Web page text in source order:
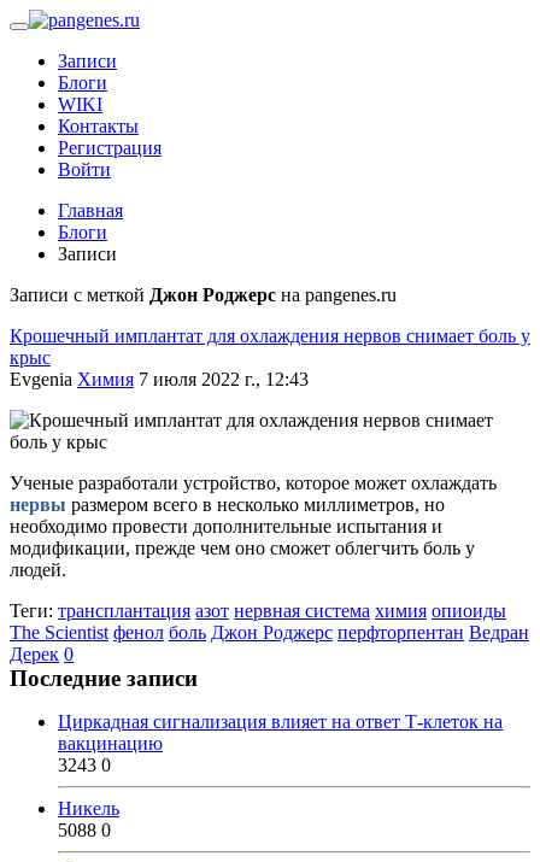
Записи
Блоги
WIKI
Контакты
Регистрация
Войти
Главная
Блоги
Записи
Записи с меткой Джон Роджерс на pangenes.ru
Крошечный имплантат для охлаждения нервов снимает боль у
крыс
Evgenia Химия 7 июля 2022 г., 12:43
Ученые разработали устройство, которое может охлаждать
нервы размером всего в несколько миллиметров, но
необходимо провести дополнительные испытания и
модификации, прежде чем оно сможет облегчить боль у
людей.
Теги: трансплантация азот нервная система химия опиоиды
The Scientist фенол боль Джон Роджерс перфторпентан Ведран
Дерек 0
Последние записи
Циркадная сигнализация влияет на ответ Т-клеток на
вакцинацию
3243 0
Никель
5088 0